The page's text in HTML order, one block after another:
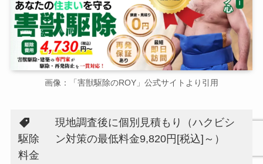
画像：「害獣駆除のROY」公式サイトより引用
駆除
料金
現地調査後に個別見積もり（ハクビシ
ン対策の最低料金9,820円[税込]～）